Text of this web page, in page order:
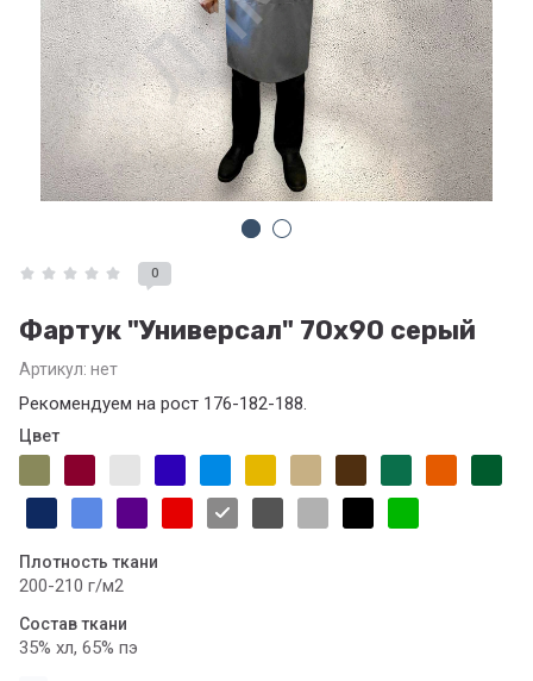
0
Фартук "Универсал" 70х90 серый
Артикул: нет
Рекомендуем на рост 176-182-188.
Цвет
Плотность ткани
200-210 г/м2
Состав ткани
35% хл, 65% пэ